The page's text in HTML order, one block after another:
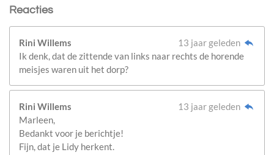
Reacties
Rini Willems
13 jaar geleden
Ik denk, dat de zittende van links naar rechts de horende
meisjes waren uit het dorp?
Rini Willems
13 jaar geleden
Marleen,
Bedankt voor je berichtje!
Fijn, dat je Lidy herkent.